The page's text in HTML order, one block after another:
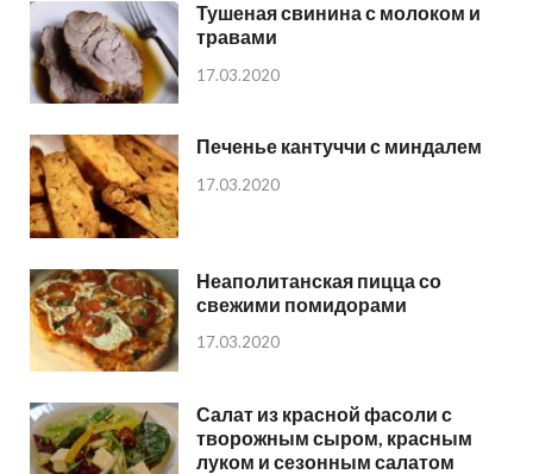
Тушеная свинина с молоком и
травами
17.03.2020
Печенье кантуччи с миндалем
17.03.2020
Неаполитанская пицца со
свежими помидорами
17.03.2020
Салат из красной фасоли с
творожным сыром, красным
луком и сезонным салатом